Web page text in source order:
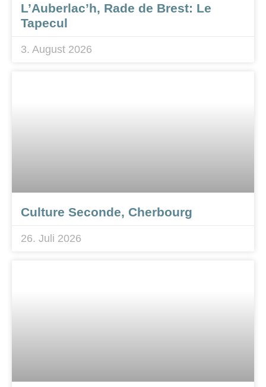
L’Auberlac’h, Rade de Brest: Le
Tapecul
3. August 2026
Culture Seconde, Cherbourg
26. Juli 2026